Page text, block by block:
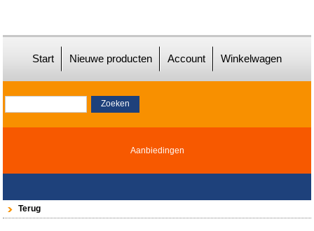
Start Nieuwe producten Account Winkelwagen
Aanbiedingen
Terug